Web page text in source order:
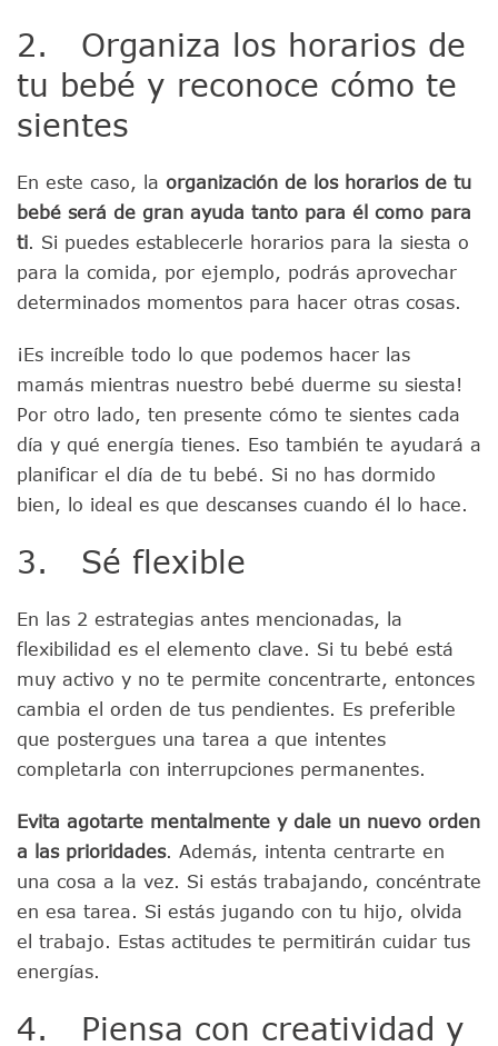
2. Organiza los horarios de
tu bebé y reconoce cómo te
sientes
En este caso, la organización de los horarios de tu
bebé será de gran ayuda tanto para él como para
ti. Si puedes establecerle horarios para la siesta o
para la comida, por ejemplo, podrás aprovechar
determinados momentos para hacer otras cosas.
¡Es increíble todo lo que podemos hacer las
mamás mientras nuestro bebé duerme su siesta!
Por otro lado, ten presente cómo te sientes cada
día y qué energía tienes. Eso también te ayudará a
planificar el día de tu bebé. Si no has dormido
bien, lo ideal es que descanses cuando él lo hace.
3. Sé flexible
En las 2 estrategias antes mencionadas, la
flexibilidad es el elemento clave. Si tu bebé está
muy activo y no te permite concentrarte, entonces
cambia el orden de tus pendientes. Es preferible
que postergues una tarea a que intentes
completarla con interrupciones permanentes.
Evita agotarte mentalmente y dale un nuevo orden
a las prioridades. Además, intenta centrarte en
una cosa a la vez. Si estás trabajando, concéntrate
en esa tarea. Si estás jugando con tu hijo, olvida
el trabajo. Estas actitudes te permitirán cuidar tus
energías.
4. Piensa con creatividad y